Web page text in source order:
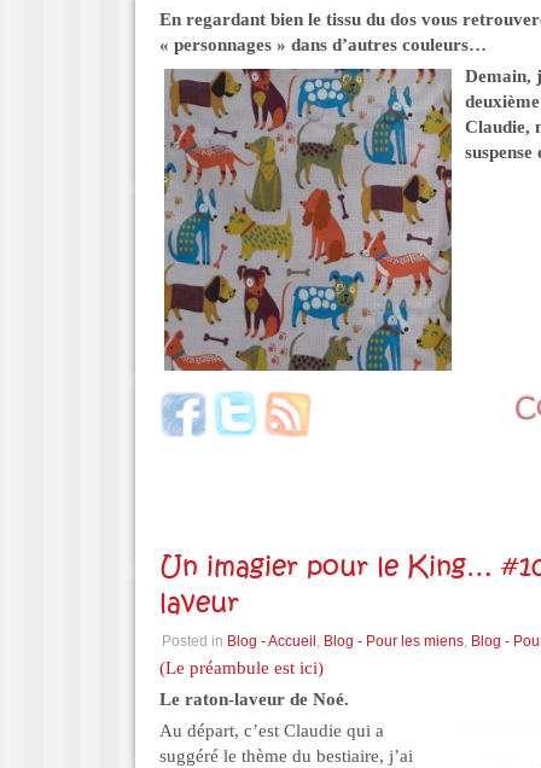
En regardant bien le tissu du dos vous
« personnages » dans d’autres couleurs…
Demain,
Claudie,
Un imagier pour le King…
laveur
Posted in Blog - Accueil , Blog - Pour les miens, Blog -
(Le préambule est ici)
Le raton-laveur de Noé.
Au départ, c’est Claudie qui a
suggéré le thème du bestiaire, j’ai